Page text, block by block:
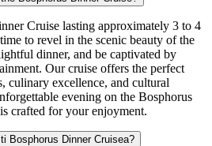
Cruise lasting approximately 3 to 4
to revel in the scenic beauty of the
dinner, and be captivated by
Our cruise offers the perfect
culinary excellence, and cultural
evening on the Bosphorus
crafted for your enjoyment.
Bosphorus Dinner Cruisea?